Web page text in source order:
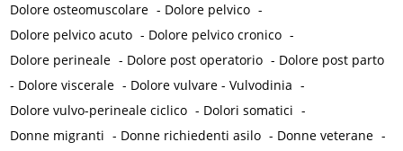
Dolore osteomuscolare - Dolore pelvico -
Dolore pelvico acuto - Dolore pelvico cronico -
Dolore perineale - Dolore post operatorio - Dolore post parto
- Dolore viscerale - Dolore vulvare - Vulvodinia -
Dolore vulvo-perineale ciclico - Dolori somatici -
Donne migranti - Donne richiedenti asilo - Donne veterane -